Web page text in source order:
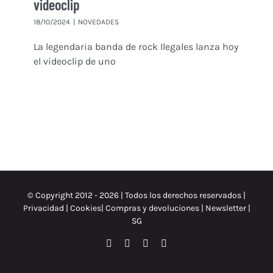
videoclip
18/10/2024 NOVEDADES
La legendaria banda de rock Ilegales lanza hoy
el videoclip de uno
© Copyright 2012 -2026 | Todos los derechos reservados |
Privacidad | Cookies| Compras y devoluciones| Newsletter |
SG
FacebookInstagram